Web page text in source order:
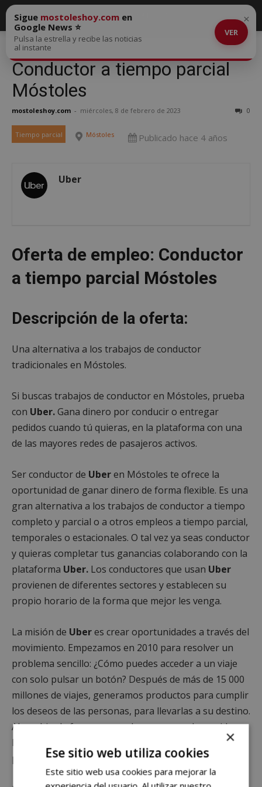
Conductor a tiempo parcial
Móstoles
mostoleshoy.com - miércoles, 8 de febrero de 2023 0
Sigue mostoleshoy.com en
Google News ⭐
Pulsa la estrella y recibe las noticias
al instante
VER
×
Tiempo parcial Móstoles Publicado hace 4 años
Uber
Oferta de empleo: Conductor
a tiempo parcial Móstoles
Descripción de la oferta:
Una alternativa a los trabajos de conductor
tradicionales en Móstoles.
Si buscas trabajos de conductor en Móstoles, prueba
con Uber.Gana dinero por conducir o entregar
pedidos cuando tú quieras, en la plataforma con una
de las mayores redes de pasajeros activos.
Ser conductor de Uberen Móstoles te ofrece la
oportunidad de ganar dinero de forma flexible. Es una
gran alternativa a los trabajos de conductor a tiempo
completo y parcial o a otros empleos a tiempo parcial,
temporales o estacionales. O tal vez ya seas conductor
y quieras completar tus ganancias colaborando con la
plataforma Uber. Los conductores que usan Uber
provienen de diferentes sectores y establecen su
propio horario de la forma que mejor les venga.
La misión de Uberes crear oportunidades a través del
movimiento. Empezamos en 2010 para resolver un
problema sencillo: ¿Cómo puedes acceder a un viaje
con solo pulsar un botón? Después de más de 15 000
millones de viajes, generamos productos para cumplir
los deseos de las personas, para llevarlas a su destino.
Al cambiar la forma en que las personas, la comida y
las cosas se desplazan por las ciudades,
es una
plataforma que abre el mundo a nuevas posibilidades.
×
Ese sitio web utiliza cookies
Este sitio web usa cookies para mejorar la